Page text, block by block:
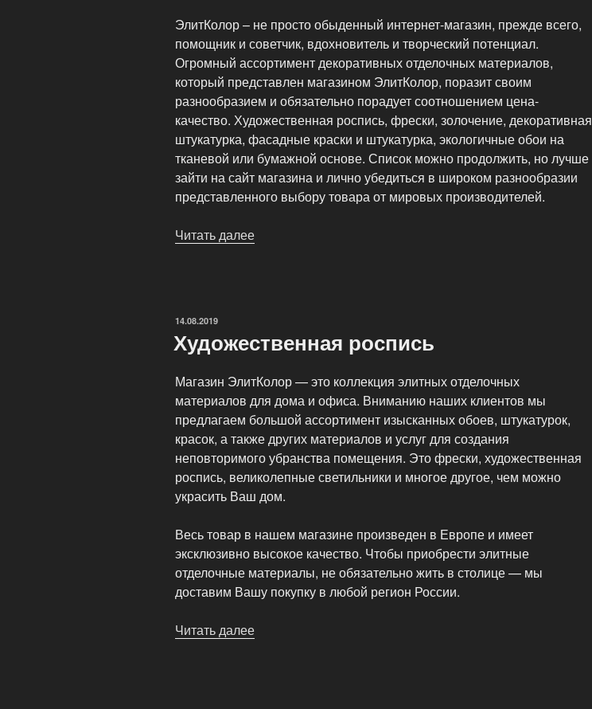
ЭлитКолор – не просто обыденный интернет-магазин, прежде всего,
помощник и советчик, вдохновитель и творческий потенциал.
Огромный ассортимент декоративных отделочных материалов,
который представлен магазином ЭлитКолор, поразит своим
разнообразием и обязательно порадует соотношением цена-
качество. Художественная роспись, фрески, золочение, декоративная
штукатурка, фасадные краски и штукатурка, экологичные обои на
тканевой или бумажной основе. Список можно продолжить, но лучше
зайти на сайт магазина и лично убедиться в широком разнообразии
представленного выбору товара от мировых производителей.
Читать далее
ОПУБЛИКОВАНО
14.08.2019
Художественная роспись
Магазин ЭлитКолор — это коллекция элитных отделочных
материалов для дома и офиса. Вниманию наших клиентов мы
предлагаем большой ассортимент изысканных обоев, штукатурок,
красок, а также других материалов и услуг для создания
неповторимого убранства помещения. Это фрески, художественная
роспись, великолепные светильники и многое другое, чем можно
украсить Ваш дом.
Весь товар в нашем магазине произведен в Европе и имеет
эксклюзивно высокое качество. Чтобы приобрести элитные
отделочные материалы, не обязательно жить в столице — мы
доставим Вашу покупку в любой регион России.
Читать далее